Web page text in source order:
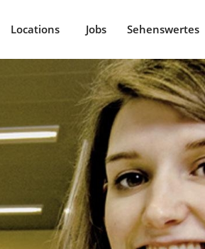
Locations Jobs Sehenswertes